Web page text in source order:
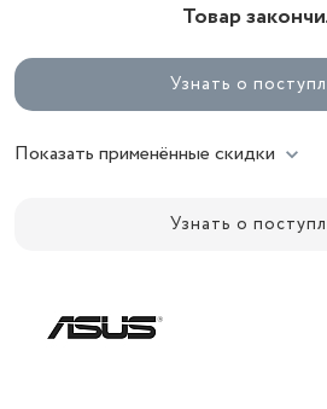
Товар
Узнать о
Показать применённые скидки
Узнать о